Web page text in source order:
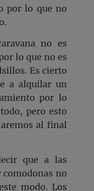
por lo que no
no es
lo que no es
Es cierto
a alquilar un
por lo
pero esto
al final
que a las
comodonas no
modo. Los